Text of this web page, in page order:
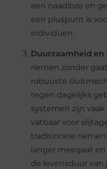
een naadloze en
een pluspunt is
individuen.
Duurzaamheid en
riemen zonder
robuuste
tegen dagelijks
systemen zijn
vatbaar voor
traditionele
langer meegaat
de levensduur van